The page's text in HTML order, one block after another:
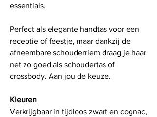
essentials.
Perfect als elegante handtas voor een
receptie of feestje, maar dankzij de
afneembare schouderriem draag je haar
net zo goed als schoudertas of
crossbody. Aan jou de keuze.
Kleuren
Verkrijgbaar in tijdloos zwart en cognac,